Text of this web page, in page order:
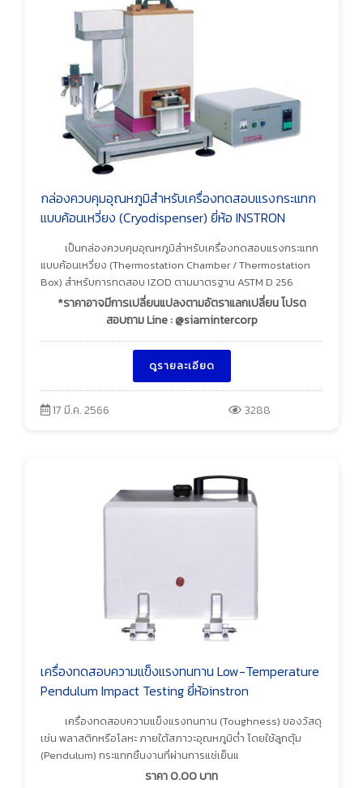
กล่องควบคุมอุณหภูมิสำหรับเครื่องทดสอบแรงกระแทก
แบบค้อนเหวี่ยง (Cryodispenser) ยี่ห้อ INSTRON
เป็นกล่องควบคุมอุณหภูมิสำหรับเครื่องทดสอบแรงกระแทก
แบบค้อนเหวี่ยง (Thermostation Chamber / Thermostation
Box) สำหรับการทดสอบ IZOD ตามมาตรฐาน ASTM D 256
*ราคาอาจมีการเปลี่ยนแปลงตามอัตราแลกเปลี่ยน โปรด
สอบถาม Line : @siamintercorp
ดูรายละเอียด
17 มี.ค. 2566 3288
เครื่องทดสอบความแข็งแรงทนทาน Low-Temperature
Pendulum Impact Testing ยี่ห้อinstron
เครื่องทดสอบความแข็งแรงทนทาน (Toughness) ของวัสดุ
เช่น พลาสติกหรือโลหะ ภายใต้สภาวะอุณหภูมิต่ำ โดยใช้ลูกตุ้ม
(Pendulum) กระแทกชิ้นงานที่ผ่านการแช่เย็นแ
ราคา0.00บาท